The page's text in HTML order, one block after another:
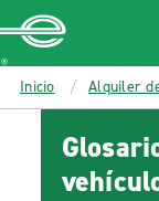
MAIN
CONTENT
Enterprise
Inicio Alquiler